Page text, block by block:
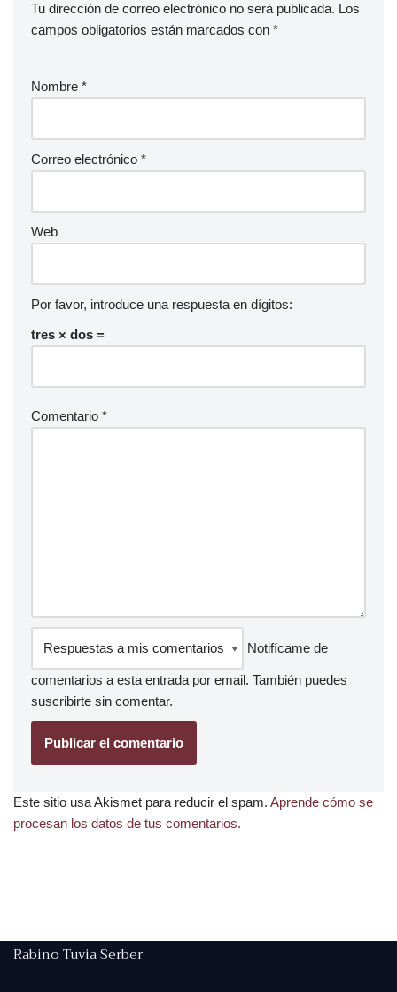
Tu dirección de correo electrónico no será publicada. Los
campos obligatorios están marcados con *
Nombre *
Correo electrónico *
Web
Por favor, introduce una respuesta en dígitos:
tres × dos =
Comentario *
Notifícame de
comentarios a esta entrada por email. También puedes
suscribirte sin comentar.
Este sitio usa Akismet para reducir el spam. Aprende cómo se
procesan los datos de tus comentarios.
Rabino Tuvia Serber